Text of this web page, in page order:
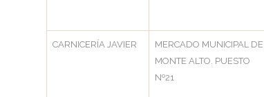
CARNICERÍA JAVIER
MERCADO MUNICIPAL DE
MONTE ALTO. PUESTO
Nº21